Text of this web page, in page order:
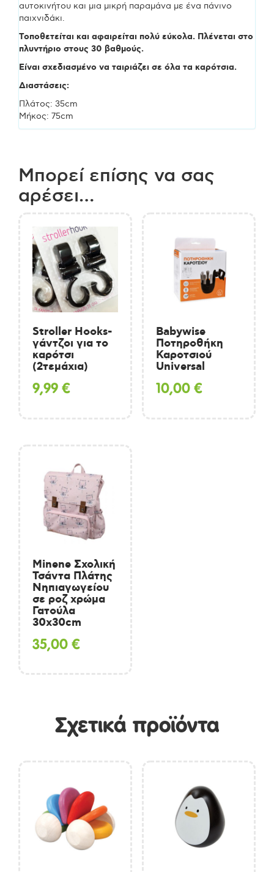
αυτοκινήτου και μια μικρή παραμάνα με ένα πάνινο
παιχνιδάκι.
Τοποθετείται και αφαιρείται πολύ εύκολα. Πλένεται στο
πλυντήριο στους 30 βαθμούς.
Είναι σχεδιασμένο να ταιριάζει σε όλα τα καρότσια.
Διαστάσεις:
Πλάτος: 35cm
Μήκος: 75cm
Μπορεί επίσης να σας
αρέσει…
Stroller Hooks-
γάντζοι για το
καρότσι
(2τεμάχια)
9,99€
Babywise
Ποτηροθήκη
Καροτσιού
Universal
10,00€
Minene Σχολική
Τσάντα Πλάτης
Νηπιαγωγείου
σε ροζ χρώμα
Γατούλα
30x30cm
35,00€
Σχετικά προϊόντα